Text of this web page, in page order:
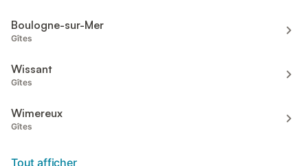
Boulogne-sur-Mer
Gîtes
Wissant
Gîtes
Wimereux
Gîtes
Tout afficher